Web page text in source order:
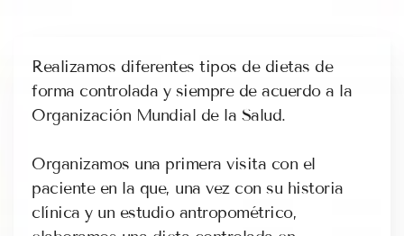
Realizamos diferentes tipos de dietas de
forma controlada y siempre de acuerdo a la
Organización Mundial de la Salud.
Organizamos una primera visita con el
paciente en la que, una vez con su historia
clínica y un estudio antropométrico,